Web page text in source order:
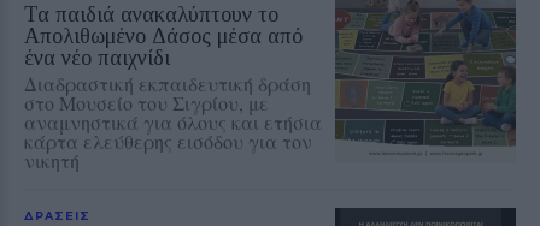
Τα παιδιά ανακαλύπτουν το
Απολιθωμένο Δάσος μέσα από
ένα νέο παιχνίδι
Διαδραστική εκπαιδευτική δράση
στο Μουσείο του Σιγρίου, με
αναμνηστικά για όλους και ετήσια
κάρτα ελεύθερης εισόδου για τον
νικητή
ΔΡΑΣΕΙΣ